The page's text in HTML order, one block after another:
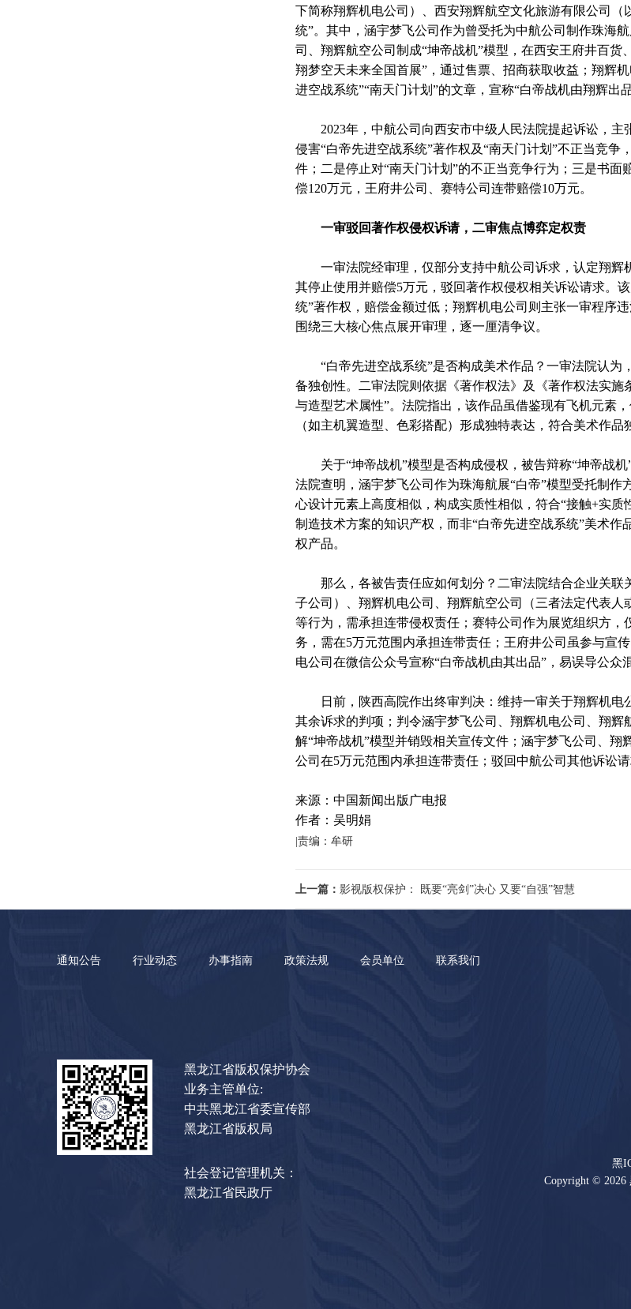
下简称翔辉机电公司）、西安翔辉航空文化旅游有限公司
统”。其中，涵宇梦飞公司作为曾受托为中航公司制作珠海
司、翔辉航空公司制成“坤帝战机”模型，在西安王府井百
翔梦空天未来全国首展”，通过售票、招商获取收益；翔辉
进空战系统”“南天门计划”的文章，宣称“白帝战机由翔辉出
2023年，中航公司向西安市中级人民法院提起诉讼，主
侵害“白帝先进空战系统”著作权及“南天门计划”不正当竞
件；二是停止对“南天门计划”的不正当竞争行为；三是书
偿120万元，王府井公司、赛特公司连带赔偿10万元。
一审驳回著作权侵权诉请，二审焦点博弈定权责
一审法院经审理，仅部分支持中航公司诉求，认定翔辉
其停止使用并赔偿5万元，驳回著作权侵权相关诉讼请求。
统”著作权，赔偿金额过低；翔辉机电公司则主张一审程序
围绕三大核心焦点展开审理，逐一厘清争议。
“白帝先进空战系统”是否构成美术作品？一审法院认为
备独创性。二审法院则依据《著作权法》及《著作权法实
与造型艺术属性”。法院指出，该作品虽借鉴现有飞机元素
（如主机翼造型、色彩搭配）形成独特表达，符合美术作
关于“坤帝战机”模型是否构成侵权，被告辩称“坤帝战机
法院查明，涵宇梦飞公司作为珠海航展“白帝”模型受托制
心设计元素上高度相似，构成实质性相似，符合“接触+实
制造技术方案的知识产权，而非“白帝先进空战系统”美术
权产品。
那么，各被告责任应如何划分？二审法院结合企业关联
子公司）、翔辉机电公司、翔辉航空公司（三者法定代表
等行为，需承担连带侵权责任；赛特公司作为展览组织方
务，需在5万元范围内承担连带责任；王府井公司虽参与宣
电公司在微信公众号宣称“白帝战机由其出品”，易误导公众
日前，陕西高院作出终审判决：维持一审关于翔辉机电
其余诉求的判项；判令涵宇梦飞公司、翔辉机电公司、翔
解“坤帝战机”模型并销毁相关宣传文件；涵宇梦飞公司、
公司在5万元范围内承担连带责任；驳回中航公司其他诉讼请
来源：中国新闻出版广电报
作者：吴明娟
|责编：牟研
上一篇： 影视版权保护： 既要“亮剑”决心 又要“自强”智慧
通知公告 行业动态 办事指南 政策法规 会员单位 联系我们
黑龙江省版权保护协会
业务主管单位:
中共黑龙江省委宣传部
黑龙江省版权局
社会登记管理机关：
黑龙江省民政厅
黑
Copyright ©